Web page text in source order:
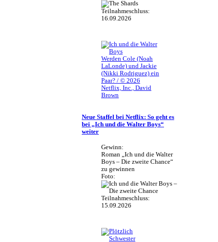
Teilnahmeschluss:
16.09.2026
Werden Cole (Noah
LaLonde) und Jackie
(Nikki Rodriguez) ein
Paar? / © 2026
Netflix, Inc., David
Brown
Neue Staffel bei Netflix: So geht es
bei „Ich und die Walter Boys“
weiter
Gewinn:
Roman „Ich und die Walter
Boys – Die zweite Chance“
zu gewinnen
Foto:
Teilnahmeschluss:
15.09.2026